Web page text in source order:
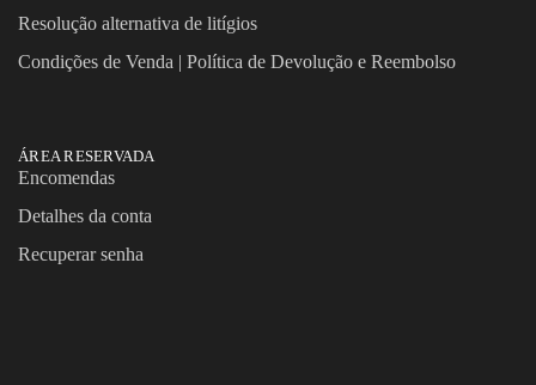
Resolução alternativa de litígios
Condições de Venda | Política de Devolução e Reembolso
ÁREA RESERVADA
Encomendas
Detalhes da conta
Recuperar senha